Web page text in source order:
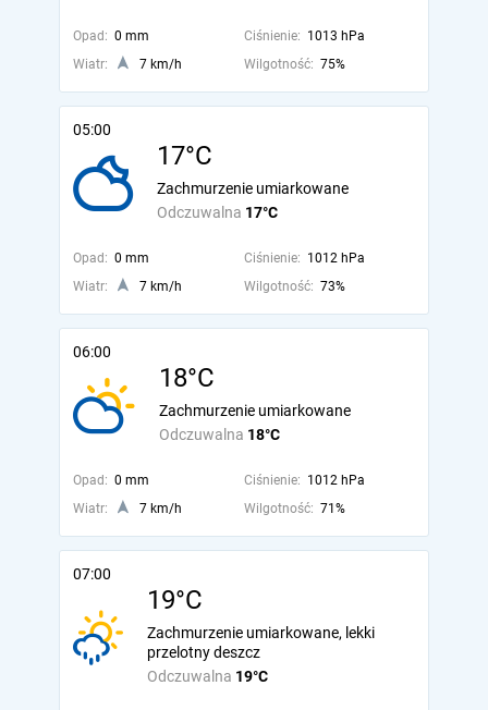
Opad: 0 mm Ciśnienie: 1013 hPa
Wiatr:
7 km/h Wilgotność: 75%
05:00
17°C
Odczuwalna 17°C
Zachmurzenie umiarkowane
Opad: 0 mm Ciśnienie: 1012 hPa
Wiatr:
7 km/h Wilgotność: 73%
06:00
18°C
Odczuwalna 18°C
Zachmurzenie umiarkowane
Opad: 0 mm Ciśnienie: 1012 hPa
Wiatr:
7 km/h Wilgotność: 71%
07:00
19°C
Odczuwalna 19°C
Zachmurzenie umiarkowane, lekki
przelotny deszcz